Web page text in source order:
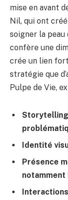
mise en avant
Nil, qui ont
soigner la
confère une
crée un lien
stratégie que
Pulpe de Vie,
Storytelling
Identité
Présence